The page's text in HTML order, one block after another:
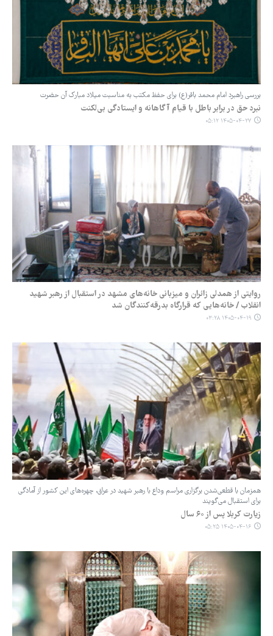
بررسی راهبرد امام محمد باقر(ع) برای حفظ مکتب به مناسبت میلاد مبارک آن حضرت
نبرد حق در برابر باطل با قیام آگاهانه و ایستادگی بی‌لکنت
۱۴۰۵-۰۴-۲۷ ۰۵:۱۲
روایتی از همدلی زائران و میزبانی خانه‌های مشهد در استقبال از رهبر شهید
انقلاب / خانه‌هایی که قرارگاه بدرقه‌کنندگان شد
۱۴۰۵-۰۴-۱۹ ۰۳:۲۸
همزمان با قطعی‌شدن برگزاری مراسم وداع با رهبر شهید در عراق، چهره‌های این کشور از آمادگی
برای استقبال می‌گویند
زیارت کربلا پس از ۶۰‌ سال
۱۴۰۵-۰۴-۱۶ ۰۵:۲۵